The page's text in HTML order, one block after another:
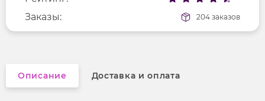
Заказы:
204 заказов
Описание Доставка и оплата